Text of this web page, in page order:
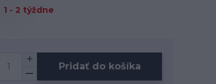
1 - 2 týždne
Pridať do košíka